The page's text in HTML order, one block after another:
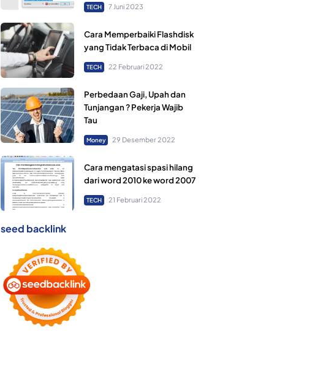
TECH 7 Juni 2023
Cara Memperbaiki Flashdisk
yang Tidak Terbaca di Mobil
TECH 22 Februari 2022
Perbedaan Gaji, Upah dan
Tunjangan ? Pekerja Wajib
Tau
Money 29 Desember 2022
Cara mengatasi spasi hilang
dari word 2010 ke word 2007
TECH 21 Februari 2022
seed backlink